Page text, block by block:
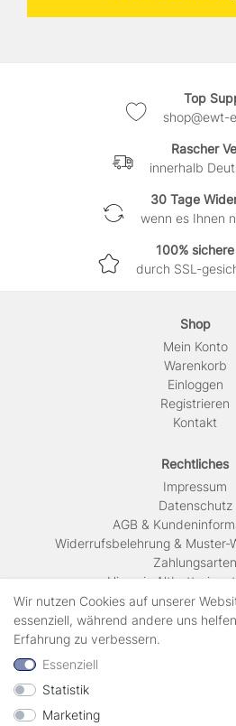
Top
shop@ewt-
Rascher
innerhalb
30 Tage
wenn es Ihnen
100%
durch SSL-
Shop
Mein Konto
Warenkorb
Einloggen
Registrieren
Kontakt
Rechtliches
Impressum
Daten­schutz
AGB &
Widerrufsbelehrung & Muster-
Zahlungsarten
Hinweis
Versandkosten &
Zahlungsarten
Wir nutzen Cookies auf unserer
essenziell, während andere uns
Erfahrung zu verbessern.
Essenziell
Statistik
Marketing